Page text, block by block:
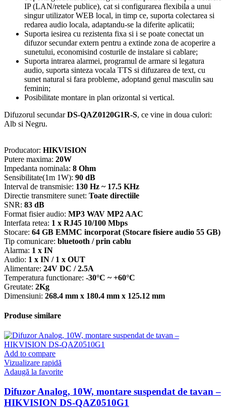
IP (LAN/retele publice), cat si configurarea flexibila a unui
singur utilizator WEB local, in timp ce, suporta colectarea si
redarea audio locala, adaptandu-se la diferite aplicatii;
Suporta iesirea cu rezistenta fixa si i se poate conectat un
difuzor secundar extern pentru a extinde zona de acoperire a
sunetului, economisind costurile de instalare si cablare;
Suporta intrarea alarmei, programul de armare si legatura
audio, suporta sinteza vocala TTS si difuzarea de text, cu
sunet natural si fara probleme, adoptand genul masculin sau
feminin;
Posibilitate montare in plan orizontal si vertical.
Difuzorul secundarDS-QAZ0120G1R-S, ce vine in doua culori:
Alb si Negru.
Producator: HIKVISION
Putere maxima: 20W
Impedanta nominala: 8 Ohm
Sensibilitate(1m 1W): 90 dB
Interval de transmisie: 130 Hz ~ 17.5 KHz
Directie transmitere sunet: Toate directiile
SNR: 83 dB
Format fisier audio: MP3 WAV MP2 AAC
Interfata retea: 1 x RJ45 10/100 Mbps
Stocare: 64 GB EMMC incorporat (Stocare fisiere audio 55 GB)
Tip comunicare: bluetooth / prin cablu
Alarma: 1 x IN
Audio: 1 x IN / 1 x OUT
Alimentare: 24V DC / 2.5A
Temperatura functionare: -30°C ~ +60°C
Greutate: 2Kg
Dimensiuni: 268.4 mm x 180.4 mm x 125.12 mm
Produse similare
Add to compare
Vizualizare rapidă
Adaugă la favorite
Difuzor Analog, 10W, montare suspendat de tavan –
HIKVISION DS-QAZ0510G1